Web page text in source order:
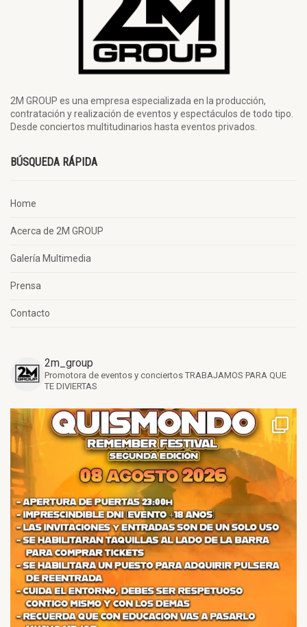
2M GROUP es una empresa especializada en la producción,
contratación y realización de eventos y espectáculos de todo tipo.
Desde conciertos multitudinarios hasta eventos privados.
BÚSQUEDA RÁPIDA
Home
Acerca de 2M GROUP
Galería Multimedia
Prensa
Contacto
2m_group
Promotora de eventos y conciertos TRABAJAMOS PARA QUE
TE DIVIERTAS